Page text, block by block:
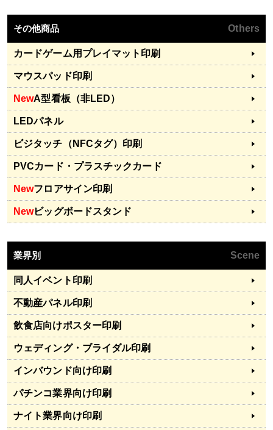
その他商品 Others
カードゲーム用プレイマット印刷
マウスパッド印刷
NewA型看板（非LED）
LEDパネル
ビジタッチ（NFCタグ）印刷
PVCカード・プラスチックカード
Newフロアサイン印刷
Newビッグボードスタンド
業界別 Scene
同人イベント印刷
不動産パネル印刷
飲食店向けポスター印刷
ウェディング・ブライダル印刷
インバウンド向け印刷
パチンコ業界向け印刷
ナイト業界向け印刷